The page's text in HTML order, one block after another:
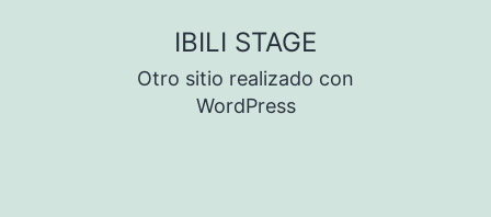
IBILI STAGE
Otro sitio realizado con
WordPress